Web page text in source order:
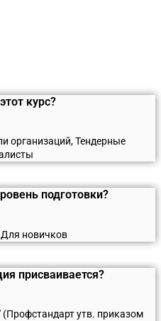
курс?
организаций, Тендерные
подготовки?
новичков
присваивается?
(Профстандарт утв. приказом